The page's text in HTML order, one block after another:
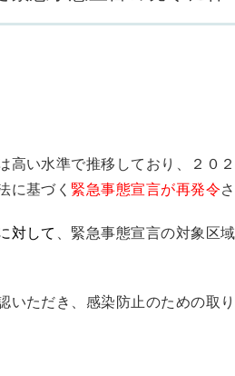
い水準で推移しており、２０
に基づく 緊急事態宣言が再発令
対して 、緊急事態宣言の対象区
ただき、感染防止のための取